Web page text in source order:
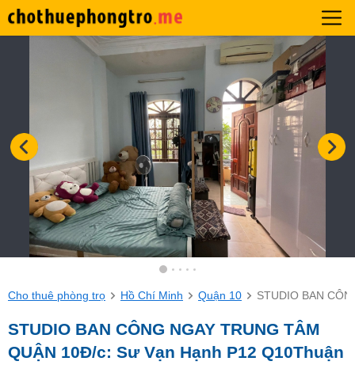
Cho thuê phòng trọ Hồ Chí Minh Quận 10 STUDIO BAN
STUDIO BAN CÔNG NGAY TRUNG TÂM
QUẬN 10Đ/c: Sư Vạn Hạnh P12 Q10Thuận